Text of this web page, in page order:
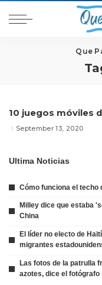
Que
10 juegos móviles
September 13, 2020
Ultima Noticias
Cómo funciona el techo
Milley dice que estaba
China
El líder no electo de
migrantes
Las fotos de la patrulla
azotes, dice el fotógrafo